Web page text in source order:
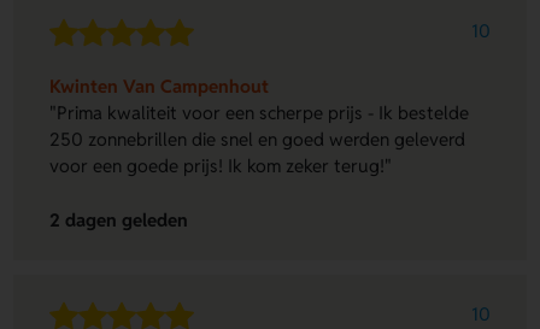
10
Kwinten Van Campenhout
"Prima kwaliteit voor een scherpe prijs - Ik bestelde
250 zonnebrillen die snel en goed werden geleverd
voor een goede prijs! Ik kom zeker terug!"
2 dagen geleden
10